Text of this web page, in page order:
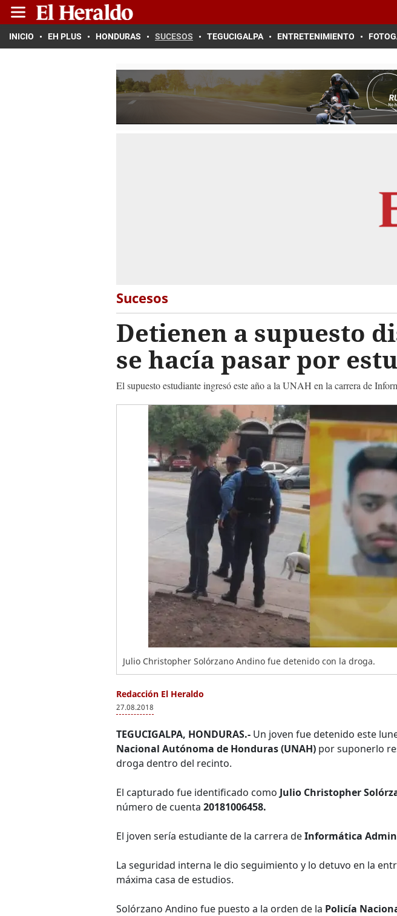
INICIO EH PLUS HONDURAS SUCESOS TEGUCIGALPA ENTRETENIMIENTO
Sucesos
Detienen a supuesto
se hacía pasar por
El supuesto estudiante ingresó este año a la UNAH en la carrera de
Julio Christopher Solórzano Andino fue detenido con la droga.
Redacción El Heraldo
27.08.2018
TEGUCIGALPA, HONDURAS.- Un joven fue detenido este
Nacional Autónoma de Honduras (UNAH) por suponerlo
droga dentro del recinto.
El capturado fue identificado como Julio Christopher
número de cuenta 20181006458.
El joven sería estudiante de la carrera deInformática
La seguridad interna le dio seguimiento y lo detuvo en la
máxima casa de estudios.
Solórzano Andino fue puesto a la orden de la Policía